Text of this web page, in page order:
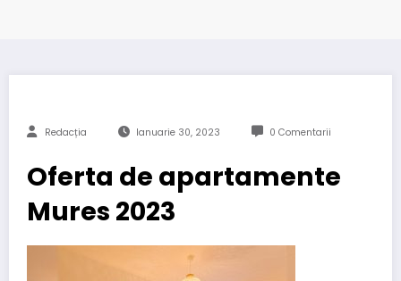
Redacția Ianuarie 30, 2023 0 Comentarii
Oferta de apartamente
Mures 2023